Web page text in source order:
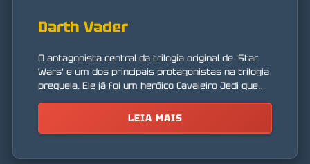
Darth Vader
O antagonista central da trilogia original de 'Star
Wars' e um dos principais protagonistas na trilogia
prequela. Ele já foi um heróico Cavaleiro Jedi que
LEIA MAIS